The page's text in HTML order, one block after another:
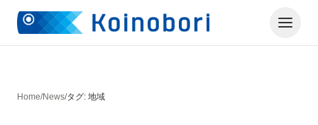
Home/News/タグ: 地域